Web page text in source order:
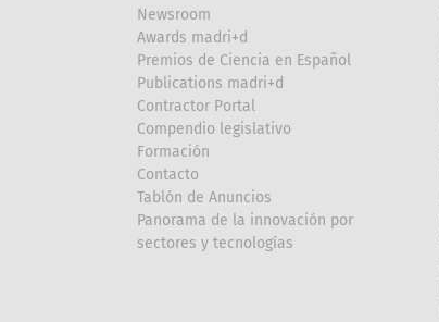
Newsroom
Awards madri+d
Premios de Ciencia en Español
Publications madri+d
Contractor Portal
Compendio legislativo
Formación
Contacto
Tablón de Anuncios
Panorama de la innovación por
sectores y tecnologías